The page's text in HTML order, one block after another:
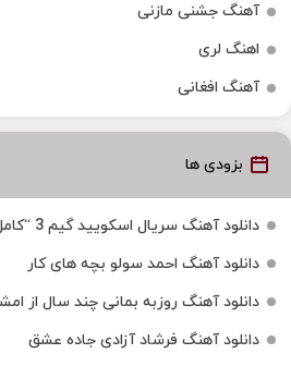
آهنگ جشنی مازنی
اهنگ لری
آهنگ افغانی
بزودی ها
دانلود آهنگ سریال اسکویید گیم 3 “کامل” آپدیت 2025
دانلود آهنگ احمد سولو بچه های کار
دانلود آهنگ روزبه بمانی چند سال از
دانلود آهنگ فرشاد آزادی جاده عشق